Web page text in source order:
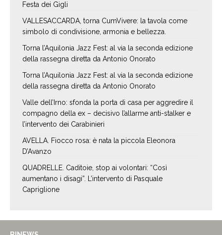
Festa dei Gigli
VALLESACCARDA, torna CumVivere: la tavola come
simbolo di condivisione, armonia e bellezza.
Torna l’Aquilonia Jazz Fest: al via la seconda edizione
della rassegna diretta da Antonio Onorato
Torna l’Aquilonia Jazz Fest: al via la seconda edizione
della rassegna diretta da Antonio Onorato
Valle dell’Irno: sfonda la porta di casa per aggredire il
compagno della ex – decisivo l’allarme anti-stalker e
l’intervento dei Carabinieri
AVELLA. Fiocco rosa: è nata la piccola Eleonora
D’Avanzo
QUADRELLE. Caditoie, stop ai volontari: “Così
aumentano i disagi”. L’intervento di Pasquale
Capriglione